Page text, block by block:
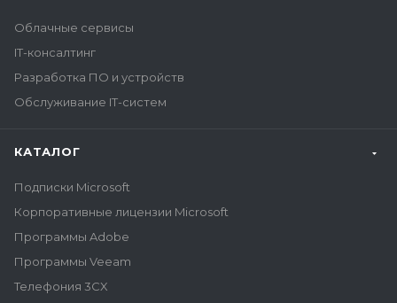
Облачные сервисы
IT-консалтинг
Разработка ПО и устройств
Обслуживание IT-систем
КАТАЛОГ
Подписки Microsoft
Корпоративные лицензии Microsoft
Программы Adobe
Программы Veeam
Телефония 3CX